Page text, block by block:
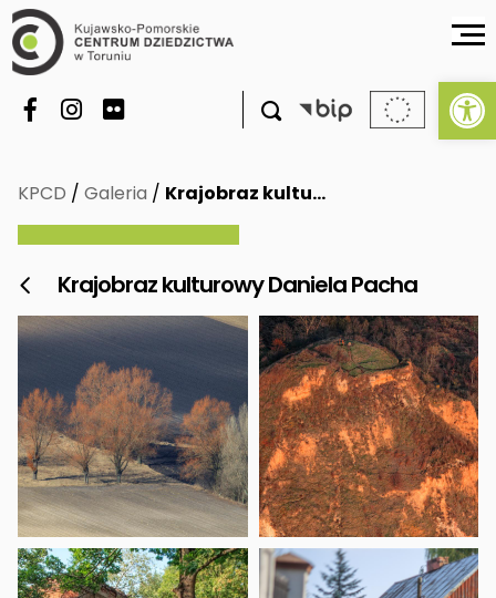

KPCD / Galeria / Krajobraz kultu…
 Krajobraz kulturowy Daniela Pacha